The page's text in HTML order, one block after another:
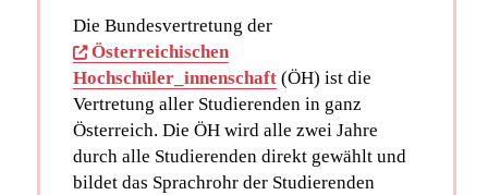
Die Bundesvertretung der
Österreichischen
Hochschüler_innenschaft (ÖH) ist die
Vertretung aller Studierenden in ganz
Österreich. Die ÖH wird alle zwei Jahre
durch alle Studierenden direkt gewählt und
bildet das Sprachrohr der Studierenden